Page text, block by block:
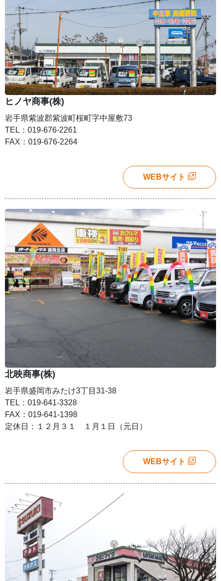
ヒノヤ商事(株)
岩手県紫波郡紫波町桜町字中屋敷73
TEL：019-676-2261
FAX：019-676-2264
WEBサイト
北映商事(株)
岩手県盛岡市みたけ3丁目31-38
TEL：019-641-3328
FAX：019-641-1398
定休日：１２月３１ １月１日（元日）
WEBサイト